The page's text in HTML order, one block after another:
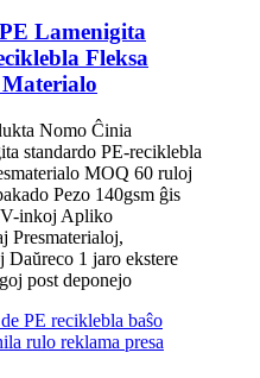
Lamenigita
Fleksa
Nomo Ĉinia
standardo PE-reciklebla
MOQ 60 ruloj
Pezo 140gsm ĝis
inkoj Apliko
Presmaterialoj,
Daŭreco 1 jaro ekstere
post deponejo